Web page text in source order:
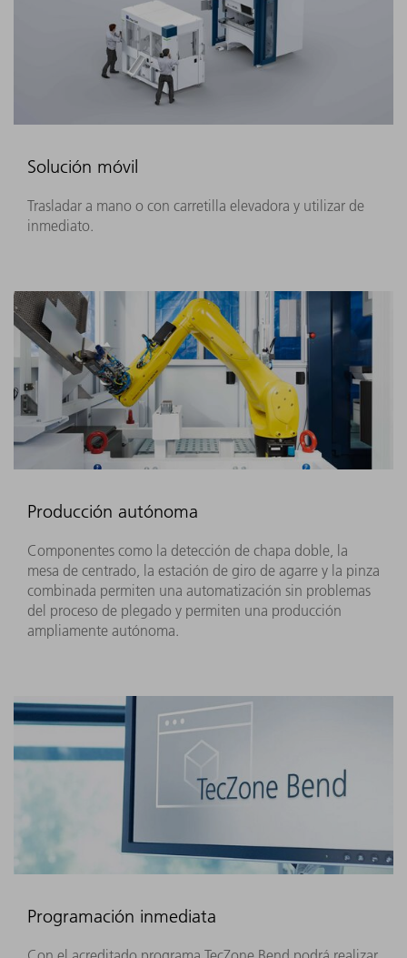
Solución móvil
Trasladar a mano o con carretilla elevadora y utilizar de
inmediato.
Producción autónoma
Componentes como la detección de chapa doble, la
mesa de centrado, la estación de giro de agarre y la pinza
combinada permiten una automatización sin problemas
del proceso de plegado y permiten una producción
ampliamente autónoma.
Programación inmediata